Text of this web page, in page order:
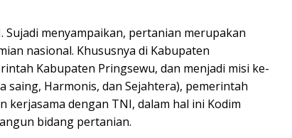
menyampaikan, pertanian merupakan
nasional. Khususnya di Kabupaten
Kabupaten Pringsewu, dan menjadi misi ke-
saing, Harmonis, dan Sejahtera), pemerintah
dengan TNI, dalam hal ini Kodim
bidang pertanian.